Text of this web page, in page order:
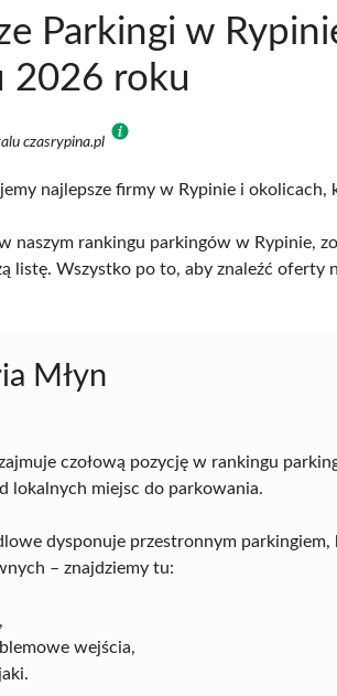
Parkingi w
2026 roku
czasrypina.pl
najlepsze firmy w Rypinie i okolicach,
naszym rankingu parkingów w Rypinie,
listę. Wszystko po to, aby znaleźć
Młyn
czołową pozycję w rankingu
lokalnych miejsc do parkowania.
dysponuje przestronnym
– znajdziemy tu:
wejścia,